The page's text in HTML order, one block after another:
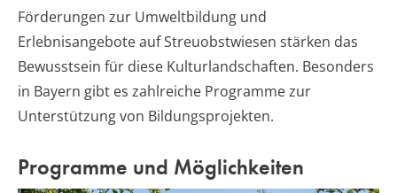
Förderungen zur Umweltbildung und
Erlebnisangebote auf Streuobstwiesen stärken das
Bewusstsein für diese Kulturlandschaften. Besonders
in Bayern gibt es zahlreiche Programme zur
Unterstützung von Bildungsprojekten.
Programme und Möglichkeiten